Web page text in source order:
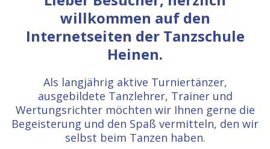
willkommen auf den
Internetseiten der Tanzschule
Heinen.
Als langjährig aktive Turniertänzer,
ausgebildete Tanzlehrer, Trainer und
Wertungsrichter möchten wir Ihnen gerne die
Begeisterung und den Spaß vermitteln, den wir
selbst beim Tanzen haben.